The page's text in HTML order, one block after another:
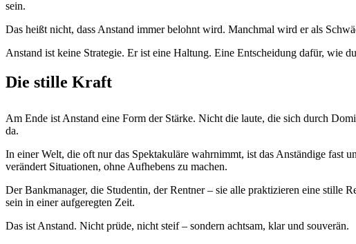
sein.
Das heißt nicht, dass Anstand immer belohnt wird. Manchmal wird er als
Anstand ist keine Strategie. Er ist eine Haltung. Eine Entscheidung dafür, wie
Die stille Kraft
Am Ende ist Anstand eine Form der Stärke. Nicht die laute, die sich durch
da.
In einer Welt, die oft nur das Spektakuläre wahrnimmt, ist das Anständige fast
verändert Situationen, ohne Aufhebens zu machen.
Der Bankmanager, die Studentin, der Rentner – sie alle praktizieren eine stille
sein in einer aufgeregten Zeit.
Das ist Anstand. Nicht prüde, nicht steif – sondern achtsam, klar und souverän.